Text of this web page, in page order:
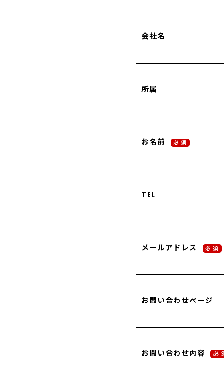
会社名
所属
お名前 必 須
TEL
メールアドレス 必 須
お問い合わせページ
お問い合わせ内容 必